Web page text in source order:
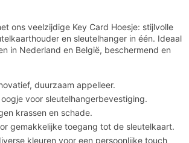
ons veelzijdige Key Card Hoesje: stijlvolle
en sleutelhanger in één. Ideaal
in Nederland en België, beschermend en
duurzaam appelleer.
voor sleutelhangerbevestiging.
krassen en schade.
gemakkelijke toegang tot de sleutelkaart.
kleuren voor een persoonlijke touch